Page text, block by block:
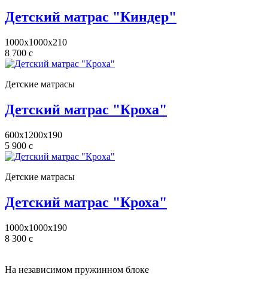
Детский матрас "Киндер"
1000x1000x210
8 700 c
Детские матрасы
Детский матрас "Кроха"
600x1200x190
5 900 c
Детские матрасы
Детский матрас "Кроха"
1000x1000x190
8 300 c
На независимом пружинном блоке